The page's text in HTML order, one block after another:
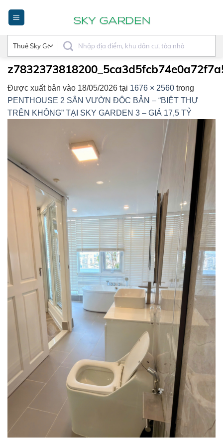
dung
Được xuất bản vào 18/05/2026 tại 1676 × 2560 trong
PENTHOUSE 2 SÂN VƯỜN ĐỘC BẢN – “BIỆT THỰ
TRÊN KHÔNG” TẠI SKY GARDEN 3 – GIÁ 17,5 TỶ